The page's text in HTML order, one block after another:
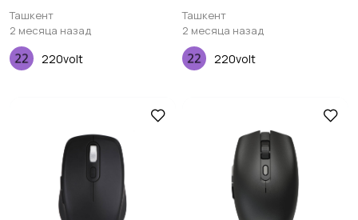
Ташкент
2 месяца назад
220volt
87Key, USB-A, EN/RU, Led,
Black
Ташкент
2 месяца назад
220volt